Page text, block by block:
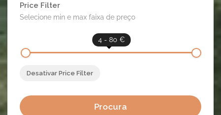
Price Filter
Selecione min e max faixa de preço
4 - 80 €
Desativar Price Filter
Procura